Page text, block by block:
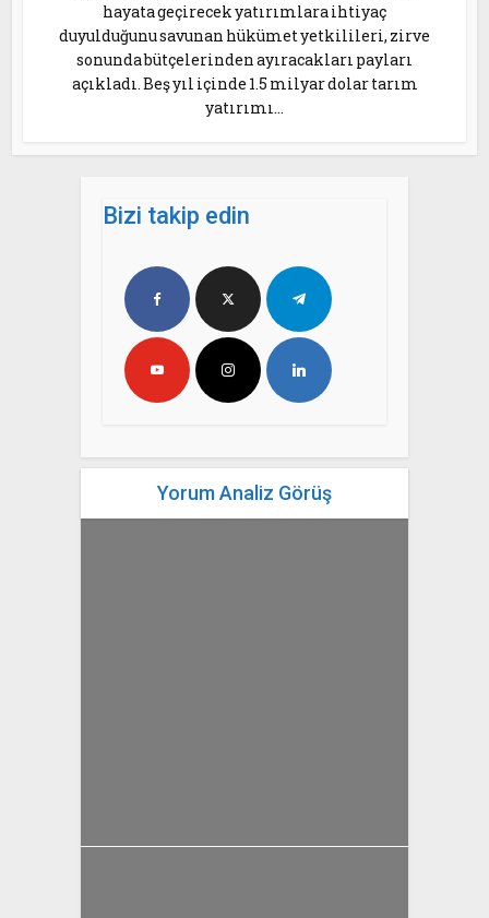
hayata geçirecek yatırımlara ihtiyaç
duyulduğunu savunan hükümet yetkilileri, zirve
sonunda bütçelerinden ayıracakları payları
açıkladı. Beş yıl içinde 1.5 milyar dolar tarım
yatırımı...
Bizi takip edin
Yorum Analiz Görüş